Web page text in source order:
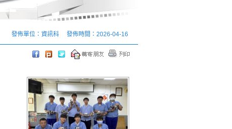
發佈單位：資訊科 發佈時間：2026-04-16